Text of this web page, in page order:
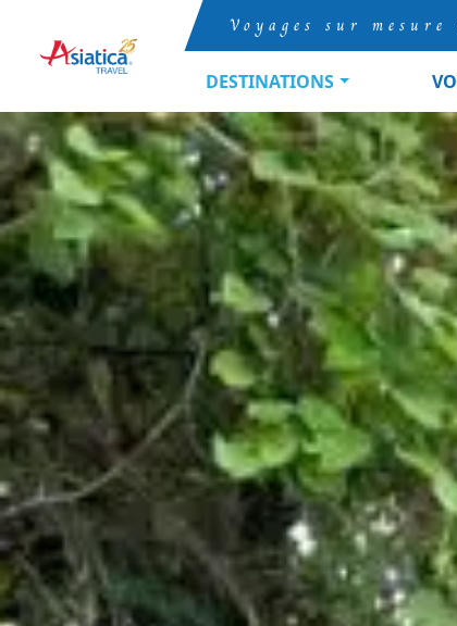
Voyages sur
DESTINATIONS